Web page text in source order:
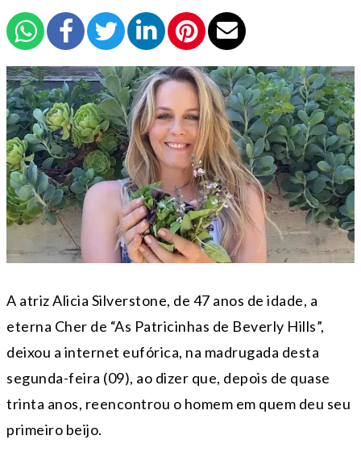
A atriz Alicia Silverstone, de 47 anos de idade, a
eterna Cher de “As Patricinhas de Beverly Hills”,
deixou a internet eufórica, na madrugada desta
segunda-feira (09), ao dizer que, depois de quase
trinta anos, reencontrou o homem em quem deu seu
primeiro beijo.